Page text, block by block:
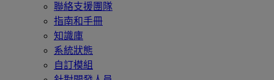
聯絡支援團隊
指南和手冊
知識庫
系統狀態
自訂模組